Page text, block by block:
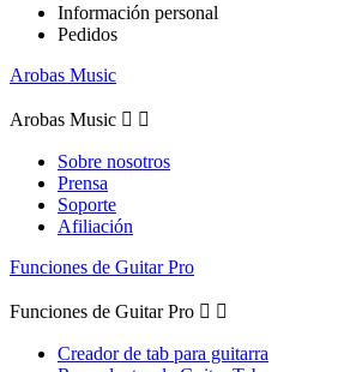
Información personal
Pedidos
Arobas Music
Arobas Music  
Sobre nosotros
Prensa
Soporte
Afiliación
Funciones de Guitar Pro
Funciones de Guitar Pro  
Creador de tab para guitarra